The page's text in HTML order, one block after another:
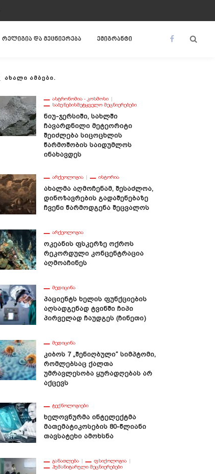
რელიგია და მეცნიერება ემიგრანტი
ᲐᲮᲐᲚᲘ ᲐᲛᲑᲔᲑᲘ.
ᲐᲡᲢᲠᲝᲜᲝᲛᲘᲐ - ᲙᲝᲡᲛᲝᲡᲘ
ᲡᲐᲑᲣᲜᲔᲑᲘᲡᲛᲔᲢᲧᲕᲔᲚᲝ ᲛᲔᲪᲜᲘᲔᲠᲔᲑᲔᲑᲘ
Ნიუ-Ჯერსიში, Სახლში
Ჩავარდნილი Მეტეორიტი
Შეიძლება Სიცოცხლის
Წარმოშობის Საიდუმლოს
Ინახავდეს
ᲐᲠᲥᲔᲝᲚᲝᲒᲘᲐ ᲘᲡᲢᲝᲠᲘᲐ
Ახალმა Აღმოჩენამ, Შესაძლოა,
Დინოზავრების Გადაშენებაზე
Ჩვენი Წარმოდგენა Შეცვალოს
ᲐᲠᲥᲔᲝᲚᲝᲒᲘᲐ
Ოკეანის Ფსკერზე Ოქროს
Რეკორდული Კონცენტრაცია
Აღმოაჩინეს
ᲛᲔᲓᲘᲪᲘᲜᲐ
Პაციენტს Ხელის Ფუნქციების
Აღსადგენად Ტვინში Ჩიპი
Პირველად Ჩაუდგეს (ჩინეთი)
ᲛᲔᲓᲘᲪᲘᲜᲐ
Კიბოს 7 „შენიღბული“ Სიმპტომი,
Რომლებსაც Ქალთა
Უმრავლესობა Ყურადღებას Არ
Აქცევს
ᲢᲔᲥᲜᲝᲚᲝᲒᲘᲔᲑᲘ
Ხელოვნურმა Ინტელექტმა
Მათემატიკოსების 80-Წლიანი
Თავსატეხი Ამოხსნა
ᲒᲐᲜᲐᲗᲚᲔᲑᲐ
ᲤᲡᲘᲥᲝᲚᲝᲒᲘᲐ
ᲰᲣᲛᲐᲜᲘᲢᲐᲠᲣᲚᲘ ᲛᲔᲪᲜᲘᲔᲠᲔᲑᲔᲑᲘ